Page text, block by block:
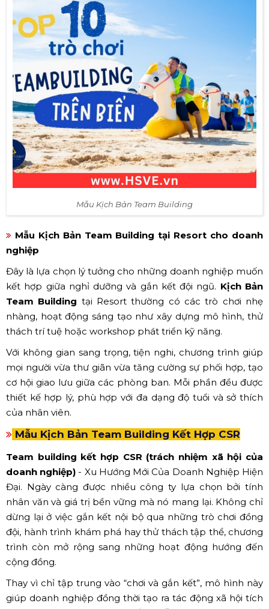
Mẫu Kịch Bản Team Building
Mẫu Kịch Bản Team Building tại Resort cho doanh
nghiệp
Đây là lựa chọn lý tưởng cho những doanh nghiệp muốn
kết hợp giữa nghỉ dưỡng và gắn kết đội ngũ. Kịch Bản
Team Building tại Resort thường có các trò chơi nhẹ
nhàng, hoạt động sáng tạo như xây dựng mô hình, thử
thách trí tuệ hoặc workshop phát triển kỹ năng.
Với không gian sang trọng, tiện nghi, chương trình giúp
mọi người vừa thư giãn vừa tăng cường sự phối hợp, tạo
cơ hội giao lưu giữa các phòng ban. Mỗi phần đều được
thiết kế hợp lý, phù hợp với đa dạng độ tuổi và sở thích
của nhân viên.
Mẫu Kịch Bản Team Building Kết Hợp CSR
Team building kết hợp CSR (trách nhiệm xã hội của
doanh nghiệp) - Xu Hướng Mới Của Doanh Nghiệp Hiện
Đại. Ngày càng được nhiều công ty lựa chọn bởi tính
nhân văn và giá trị bền vững mà nó mang lại. Không chỉ
dừng lại ở việc gắn kết nội bộ qua những trò chơi đồng
đội, hành trình khám phá hay thử thách tập thể, chương
trình còn mở rộng sang những hoạt động hướng đến
cộng đồng.
Thay vì chỉ tập trung vào “chơi và gắn kết”, mô hình này
giúp doanh nghiệp đồng thời tạo ra tác động xã hội tích